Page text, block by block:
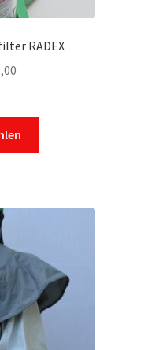
RADEX
Optionen
können
auf
der
Produktseite